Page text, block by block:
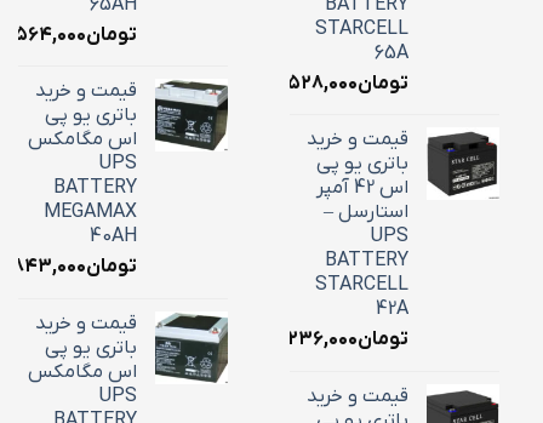
STARCELL
65A
تومان۲۲,۵۲۸,۰۰۰
قیمت و خرید
باتری یو پی
اس 42 آمپر
استارسل –
UPS
BATTERY
STARCELL
42A
تومان۱۶,۲۳۶,۰۰۰
قیمت و خرید
تومان
قیمت و خرید
باتری یو پی
اس مگامکس
UPS
BATTERY
MEGAMAX
40AH
تومان
قیمت و خرید
باتری یو پی
اس مگامکس
UPS